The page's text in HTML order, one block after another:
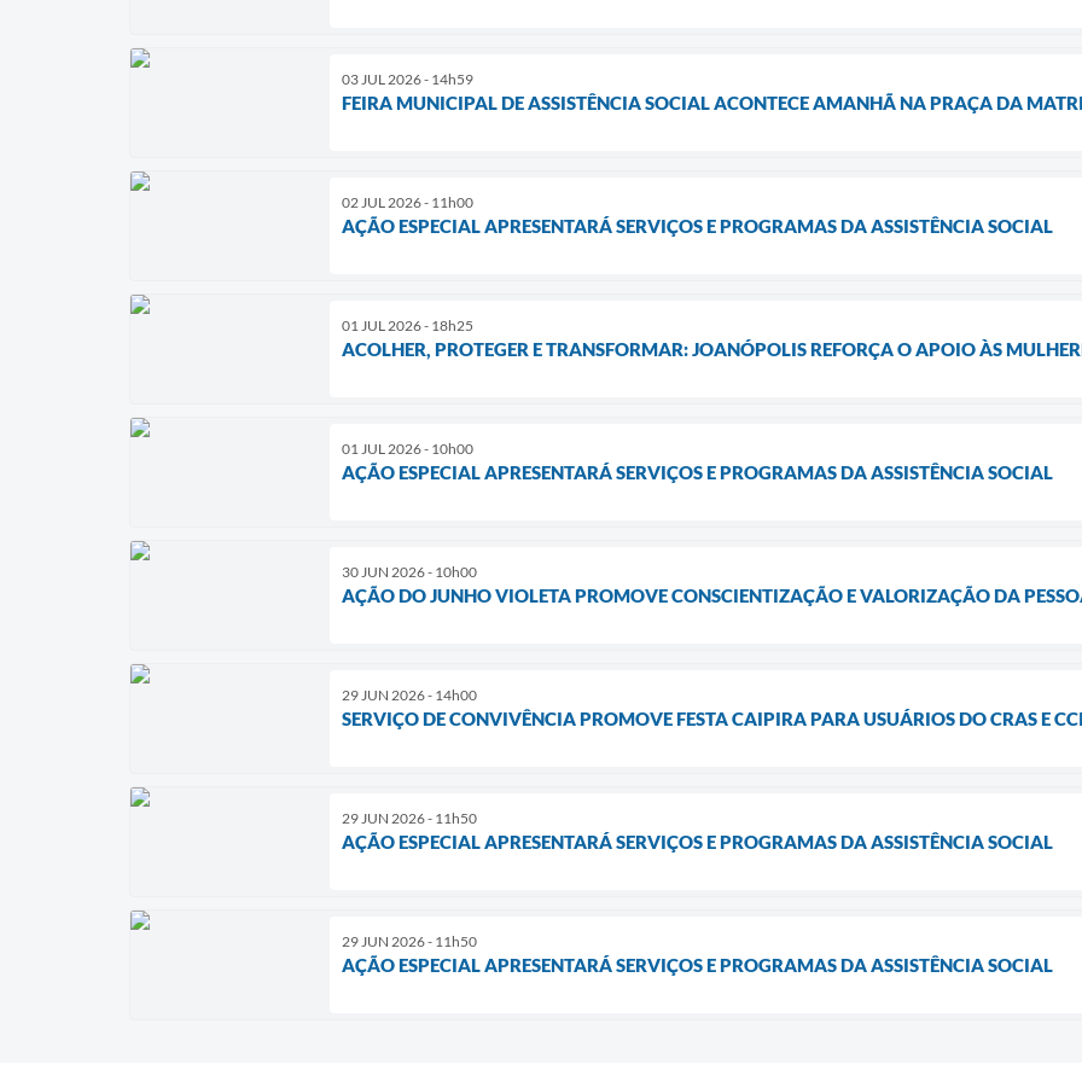
03 JUL 2026 - 14h59
FEIRA MUNICIPAL DE ASSISTÊNCIA SOCIAL ACONTECE AMANHÃ NA PRAÇA DA
02 JUL 2026 - 11h00
AÇÃO ESPECIAL APRESENTARÁ SERVIÇOS E PROGRAMAS DA ASSISTÊNCIA SOCIAL
01 JUL 2026 - 18h25
ACOLHER, PROTEGER E TRANSFORMAR: JOANÓPOLIS REFORÇA O APOIO ÀS
01 JUL 2026 - 10h00
AÇÃO ESPECIAL APRESENTARÁ SERVIÇOS E PROGRAMAS DA ASSISTÊNCIA SOCIAL
30 JUN 2026 - 10h00
AÇÃO DO JUNHO VIOLETA PROMOVE CONSCIENTIZAÇÃO E VALORIZAÇÃO DA
29 JUN 2026 - 14h00
SERVIÇO DE CONVIVÊNCIA PROMOVE FESTA CAIPIRA PARA USUÁRIOS DO CRAS E CCI
29 JUN 2026 - 11h50
AÇÃO ESPECIAL APRESENTARÁ SERVIÇOS E PROGRAMAS DA ASSISTÊNCIA SOCIAL
29 JUN 2026 - 11h50
AÇÃO ESPECIAL APRESENTARÁ SERVIÇOS E PROGRAMAS DA ASSISTÊNCIA SOCIAL